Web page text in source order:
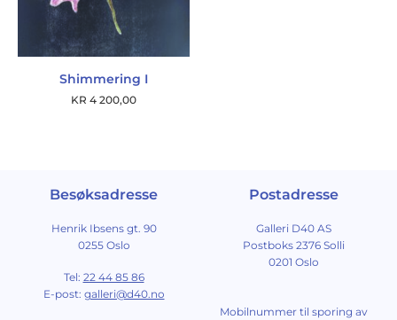
Shimmering I
KR 4 200,00
Besøksadresse
Henrik Ibsens gt. 90
0255 Oslo
Tel: 22 44 85 86
E-post: galleri@d40.no
Postadresse
Galleri D40 AS
Postboks 2376 Solli
0201 Oslo
Mobilnummer til sporing av